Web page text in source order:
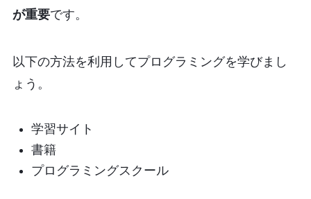
が重要です。
以下の方法を利用してプログラミングを学びまし
ょう。
学習サイト
書籍
プログラミングスクール